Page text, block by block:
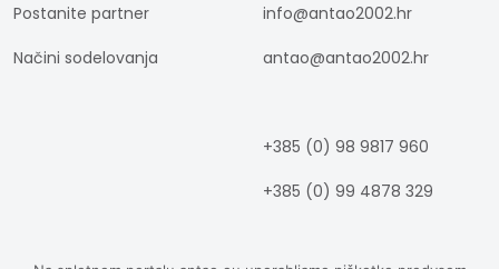
Postanite partner
Načini sodelovanja
info@antao2002.hr
antao@antao2002.hr
+385 (0) 98 9817 960
+385 (0) 99 4878 329